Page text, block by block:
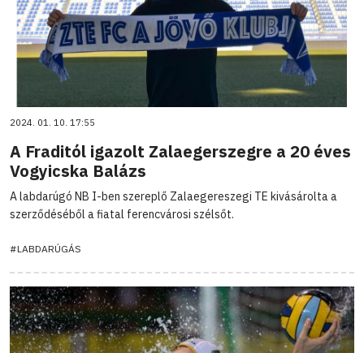
2024. 01. 10. 17:55
A Fraditól igazolt Zalaegerszegre a 20 éves
Vogyicska Balázs
A labdarúgó NB I-ben szereplő Zalaegereszegi TE kivásárolta a
szerződéséből a fiatal ferencvárosi szélsőt.
#LABDARÚGÁS